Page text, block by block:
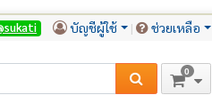
บัญชีผู้ใช้ ช่วยเหลือ
0